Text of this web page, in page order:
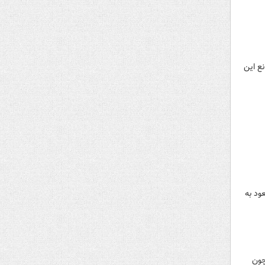
این
به